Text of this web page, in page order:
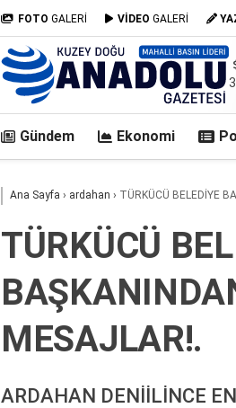
FOTO GALERİ VİDEO GALERİ
Gündem Ekonomi
Ana Sayfa › ardahan › TÜRKÜCÜ BELEDİYE
TÜRKÜCÜ
MESAJLAR!.
ARDAHAN DENİİLİNCE